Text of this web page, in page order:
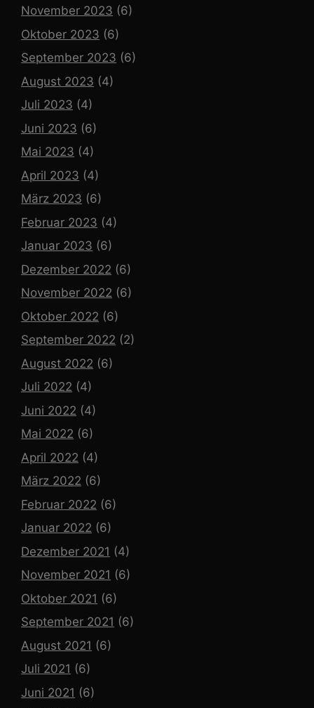
November 2023 (6)
Oktober 2023 (6)
September 2023 (6)
August 2023 (4)
Juli 2023 (4)
Juni 2023 (6)
Mai 2023 (4)
April 2023 (4)
März 2023 (6)
Februar 2023 (4)
Januar 2023 (6)
Dezember 2022 (6)
November 2022 (6)
Oktober 2022 (6)
September 2022 (2)
August 2022 (6)
Juli 2022 (4)
Juni 2022 (4)
Mai 2022 (6)
April 2022 (4)
März 2022 (6)
Februar 2022 (6)
Januar 2022 (6)
Dezember 2021 (4)
November 2021 (6)
Oktober 2021 (6)
September 2021 (6)
August 2021 (6)
Juli 2021 (6)
Juni 2021 (6)